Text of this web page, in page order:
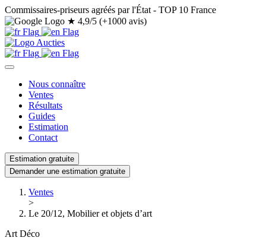
Commissaires-priseurs agréés par l'État - TOP 10 France
★ 4,9/5 (+1000 avis)
Nous connaître
Ventes
Résultats
Guides
Estimation
Contact
Estimation gratuite
Demander une estimation gratuite
Ventes
>
Le 20/12, Mobilier et objets d’art
Art Déco